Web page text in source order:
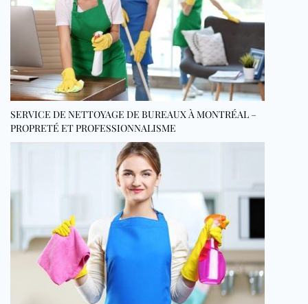
SERVICE DE NETTOYAGE DE BUREAUX À MONTRÉAL –
PROPRETÉ ET PROFESSIONNALISME